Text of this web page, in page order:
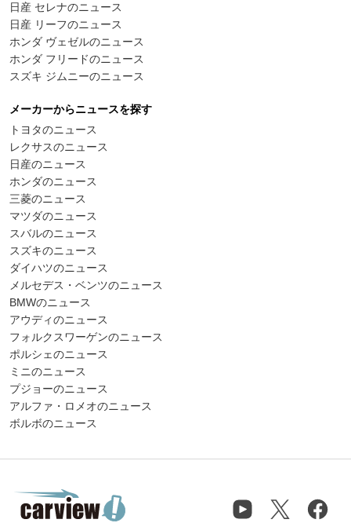
日産 セレナのニュース
日産 リーフのニュース
ホンダ ヴェゼルのニュース
ホンダ フリードのニュース
スズキ ジムニーのニュース
メーカーからニュースを探す
トヨタのニュース
レクサスのニュース
日産のニュース
ホンダのニュース
三菱のニュース
マツダのニュース
スバルのニュース
スズキのニュース
ダイハツのニュース
メルセデス・ベンツのニュース
BMWのニュース
アウディのニュース
フォルクスワーゲンのニュース
ポルシェのニュース
ミニのニュース
プジョーのニュース
アルファ・ロメオのニュース
ボルボのニュース